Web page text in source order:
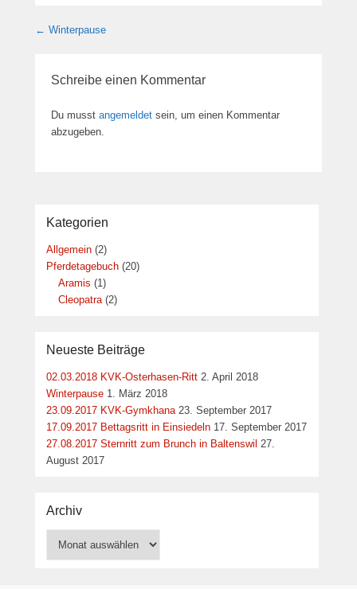
Beitragsnavigation
← Winterpause
Schreibe einen Kommentar
Du musst angemeldet sein, um einen Kommentar
abzugeben.
Kategorien
Allgemein (2)
Pferdetagebuch (20)
Aramis (1)
Cleopatra (2)
Neueste Beiträge
02.03.2018 KVK-Osterhasen-Ritt 2. April 2018
Winterpause 1. März 2018
23.09.2017 KVK-Gymkhana 23. September 2017
17.09.2017 Bettagsritt in Einsiedeln 17. September 2017
27.08.2017 Sternritt zum Brunch in Baltenswil 27.
August 2017
Archiv